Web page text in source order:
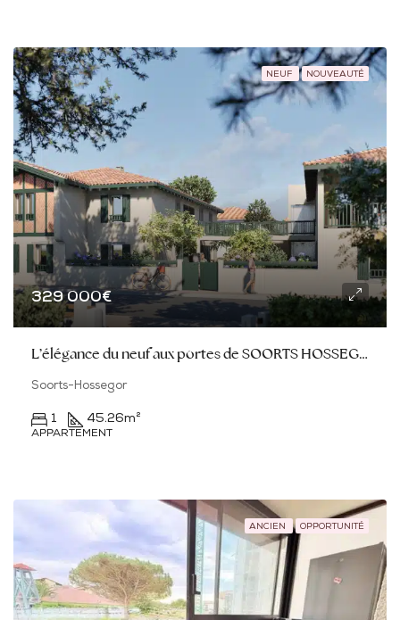
NEUF NOUVEAUTÉ
329 000€
L’élégance du neuf aux portes de SOORTS HOSSEGOR
Soorts-Hossegor
1 45.26m²
APPARTEMENT
ANCIEN OPPORTUNITÉ